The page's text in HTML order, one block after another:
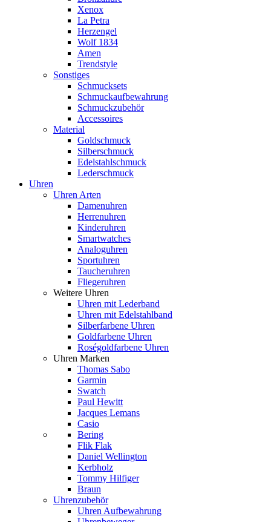
Xenox
La Petra
Herzengel
Wolf 1834
Amen
Trendstyle
Sonstiges
Schmucksets
Schmuckaufbewahrung
Schmuckzubehör
Accessoires
Material
Goldschmuck
Silberschmuck
Edelstahlschmuck
Lederschmuck
Uhren
Uhren Arten
Damenuhren
Herrenuhren
Kinderuhren
Smartwatches
Analoguhren
Sportuhren
Taucheruhren
Fliegeruhren
Weitere Uhren
Uhren mit Lederband
Uhren mit Edelstahlband
Silberfarbene Uhren
Goldfarbene Uhren
Roségoldfarbene Uhren
Uhren Marken
Thomas Sabo
Garmin
Swatch
Paul Hewitt
Jacques Lemans
Casio
Bering
Flik Flak
Daniel Wellington
Kerbholz
Tommy Hilfiger
Braun
Uhrenzubehör
Uhren Aufbewahrung